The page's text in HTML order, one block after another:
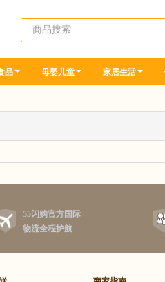
品 母婴儿童 家居生活
55闪购官方国际
物流全程护航